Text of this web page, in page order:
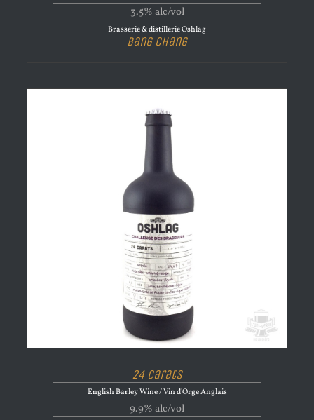
3.5% alc/vol
Brasserie & distillerie Oshlag
Bang Chang
24 Carats
English Barley Wine / Vin d'Orge Anglais
9.9% alc/vol